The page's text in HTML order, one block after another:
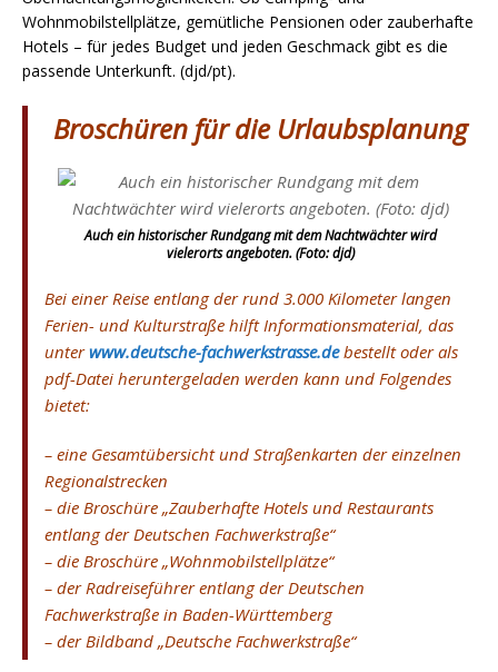
Wohnmobilstellplätze, gemütliche Pensionen oder zauberhafte
Hotels – für jedes Budget und jeden Geschmack gibt es die
passende Unterkunft. (djd/pt).
Broschüren für die Urlaubsplanung
Auch ein historischer Rundgang mit dem Nachtwächter wird
vielerorts angeboten. (Foto: djd)
Bei einer Reise entlang der rund 3.000 Kilometer langen
Ferien- und Kulturstraße hilft Informationsmaterial, das
unterwww.deutsche-fachwerkstrasse.debestellt oder als
pdf-Datei heruntergeladen werden kann und Folgendes
bietet:
– eine Gesamtübersicht und Straßenkarten der einzelnen
Regionalstrecken
– die Broschüre „Zauberhafte Hotels und Restaurants
entlang der Deutschen Fachwerkstraße“
– die Broschüre „Wohnmobilstellplätze“
– der Radreiseführer entlang der Deutschen
Fachwerkstraße in Baden-Württemberg
– der Bildband „Deutsche Fachwerkstraße“